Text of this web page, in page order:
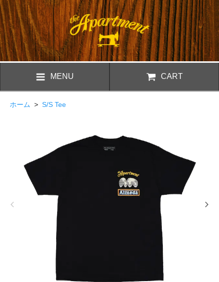
MENU CART
ホーム > S/S Tee